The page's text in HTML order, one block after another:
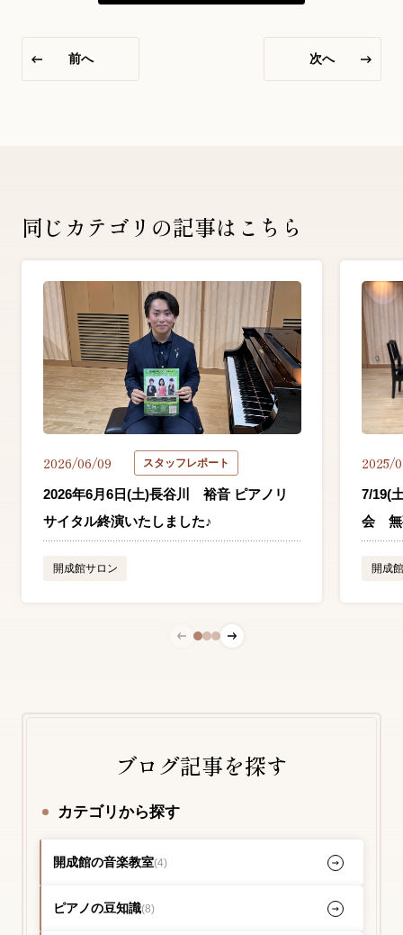
前へ 次へ
同じカテゴリの記事はこちら
2026/06/09 スタッフレポート
2026年6月6日(土)長谷川 裕音 ピアノリ
サイタル終演いたしました♪
開成館サロン
2025/
7/19(
会 無
開成
ブログ記事を探す
カテゴリから探す
開成館の音楽教室(4)
ピアノの豆知識(8)